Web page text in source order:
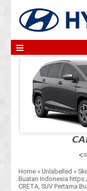
≡
Home »Unlabelled »
Buatan Indonesia
CRETA, SUV Pertama